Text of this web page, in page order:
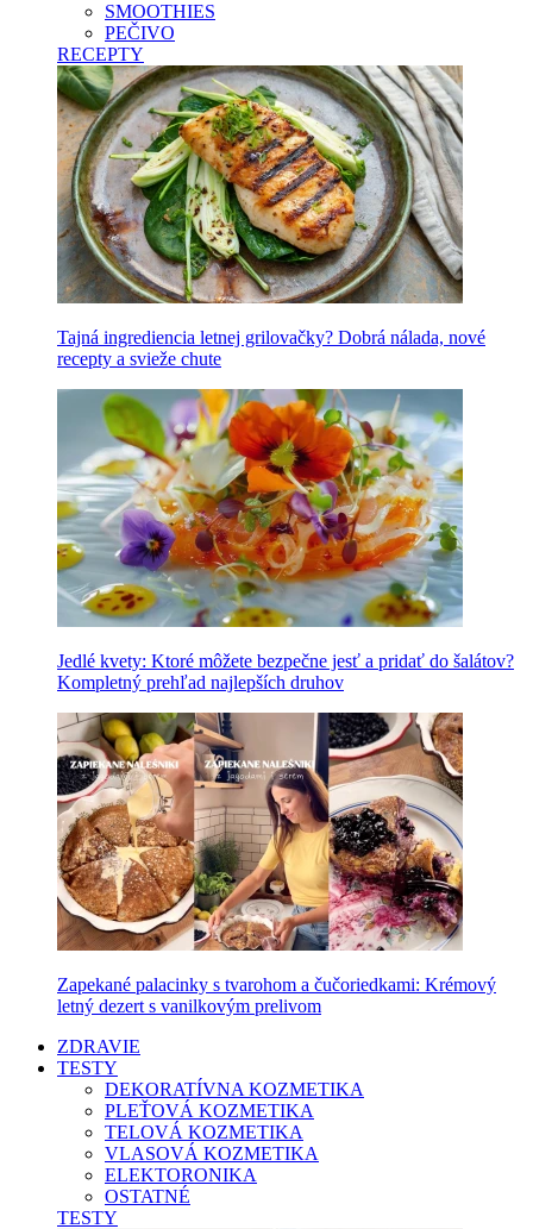
SMOOTHIES
PEČIVO
RECEPTY
Tajná ingrediencia letnej grilovačky? Dobrá nálada, nové
recepty a svieže chute
Jedlé kvety: Ktoré môžete bezpečne jesť a pridať do šalátov?
Kompletný prehľad najlepších druhov
Zapekané palacinky s tvarohom a čučoriedkami: Krémový
letný dezert s vanilkovým prelivom
ZDRAVIE
TESTY
DEKORATÍVNA KOZMETIKA
PLEŤOVÁ KOZMETIKA
TELOVÁ KOZMETIKA
VLASOVÁ KOZMETIKA
ELEKTORONIKA
OSTATNÉ
TESTY